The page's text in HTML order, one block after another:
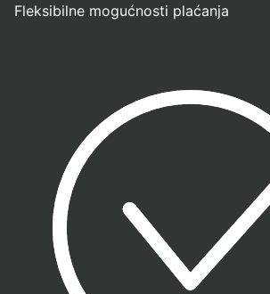
Fleksibilne mogućnosti plaćanja